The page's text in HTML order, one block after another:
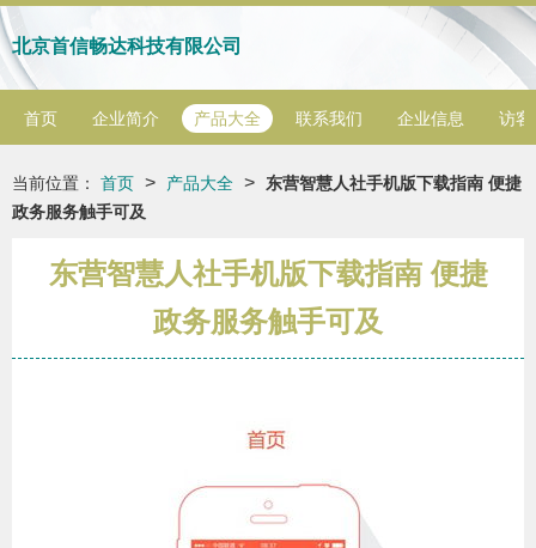
北京首信畅达科技有限公司
首页 企业简介 产品大全 联系我们 企业信息 访客
当前位置： 首页 > 产品大全 >
东营智慧人社手机版下载指南 便捷
政务服务触手可及
东营智慧人社手机版下载指南 便捷
政务服务触手可及